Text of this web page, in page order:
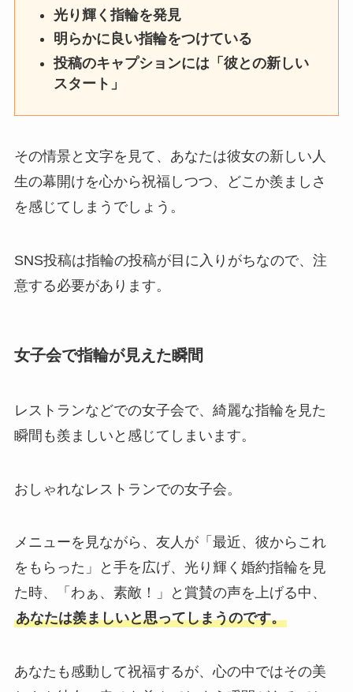
光り輝く指輪を発見
明らかに良い指輪をつけている
投稿のキャプションには「彼との新しい
スタート」
その情景と文字を見て、あなたは彼女の新しい人
生の幕開けを心から祝福しつつ、どこか羨ましさ
を感じてしまうでしょう。
SNS投稿は指輪の投稿が目に入りがちなので、注
意する必要があります。
女子会で指輪が見えた瞬間
レストランなどでの女子会で、綺麗な指輪を見た
瞬間も羨ましいと感じてしまいます。
おしゃれなレストランでの女子会。
メニューを見ながら、友人が「最近、彼からこれ
をもらった」と手を広げ、光り輝く婚約指輪を見
た時、「わぁ、素敵！」と賞賛の声を上げる中、
あなたは羨ましいと思ってしまうのです。
あなたも感動して祝福するが、心の中ではその美